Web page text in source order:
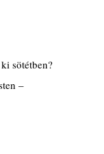
sötétben?
–